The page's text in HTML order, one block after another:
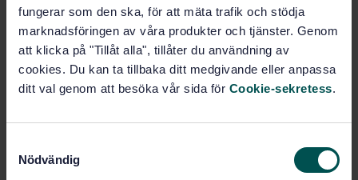
fungerar som den ska, för att mäta trafik och stödja
marknadsföringen av våra produkter och tjänster. Genom
att klicka på "Tillåt alla", tillåter du användning av
cookies. Du kan ta tillbaka ditt medgivande eller anpassa
ditt val genom att besöka vår sida för Cookie-sekretess.
Nödvändig
Fler alternativ
Produktinformation
Framtagen av:Svenska institutet för
Internationell titel:
Structural adhesives -